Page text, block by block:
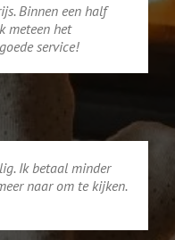
Binnen een half
meteen het
service!
Ik betaal minder
naar om te kijken.